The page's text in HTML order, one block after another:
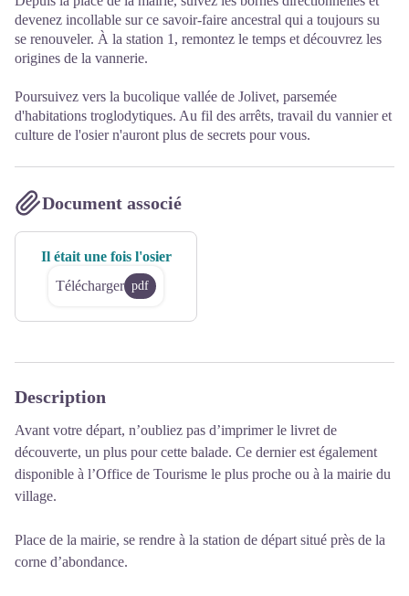
devenez incollable sur ce savoir-faire ancestral qui a toujours su
se renouveler. À la station 1, remontez le temps et découvrez les
origines de la vannerie.
Poursuivez vers la bucolique vallée de Jolivet, parsemée
d'habitations troglodytiques. Au fil des arrêts, travail du vannier et
culture de l'osier n'auront plus de secrets pour vous.
Document associé
Il était une fois l'osier
Télécharger pdf
Description
Avant votre départ, n’oubliez pas d’imprimer le livret de
découverte, un plus pour cette balade. Ce dernier est également
disponible à l’Office de Tourisme le plus proche ou à la mairie du
village.
Place de la mairie, se rendre à la station de départ situé près de la
corne d’abondance.